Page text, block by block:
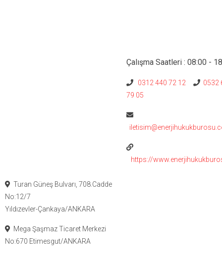
Turan Güneş Bulvarı, 708.Cadde
No:12/7
Yıldızevler-Çankaya/ANKARA
Mega Şaşmaz Ticaret Merkezi
No:670 Etimesgut/ANKARA
Çalışma Saatleri : 08:00 -
0312 440 72 12
0532
79 05
https://